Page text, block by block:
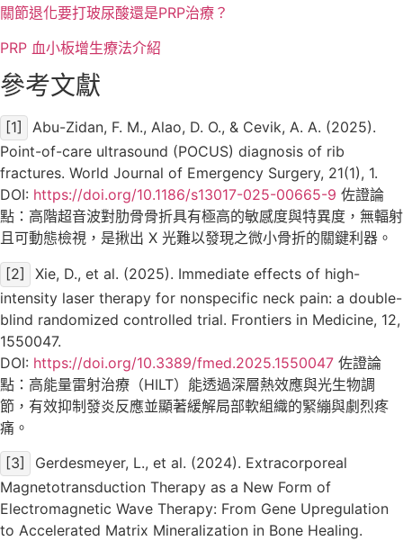
關節退化要打玻尿酸還是PRP治療？
PRP 血小板增生療法介紹
參考文獻
[1]
Abu-Zidan, F. M., Alao, D. O., & Cevik, A. A. (2025).
Point-of-care ultrasound (POCUS) diagnosis of rib
fractures. World Journal of Emergency Surgery, 21(1), 1.
DOI: https://doi.org/10.1186/s13017-025-00665-9 佐證論
點：高階超音波對肋骨骨折具有極高的敏感度與特異度，無輻射
且可動態檢視，是揪出 X 光難以發現之微小骨折的關鍵利器。
[2]
Xie, D., et al. (2025). Immediate effects of high-
intensity laser therapy for nonspecific neck pain: a double-
blind randomized controlled trial. Frontiers in Medicine, 12,
1550047.
DOI: https://doi.org/10.3389/fmed.2025.1550047 佐證論
點：高能量雷射治療（HILT）能透過深層熱效應與光生物調
節，有效抑制發炎反應並顯著緩解局部軟組織的緊繃與劇烈疼
痛。
[3]
Gerdesmeyer, L., et al. (2024). Extracorporeal
Magnetotransduction Therapy as a New Form of
Electromagnetic Wave Therapy: From Gene Upregulation
to Accelerated Matrix Mineralization in Bone Healing.